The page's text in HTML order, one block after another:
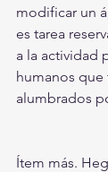
modificar un
es tarea
a la actividad
humanos que
alumbrados
Ítem más.